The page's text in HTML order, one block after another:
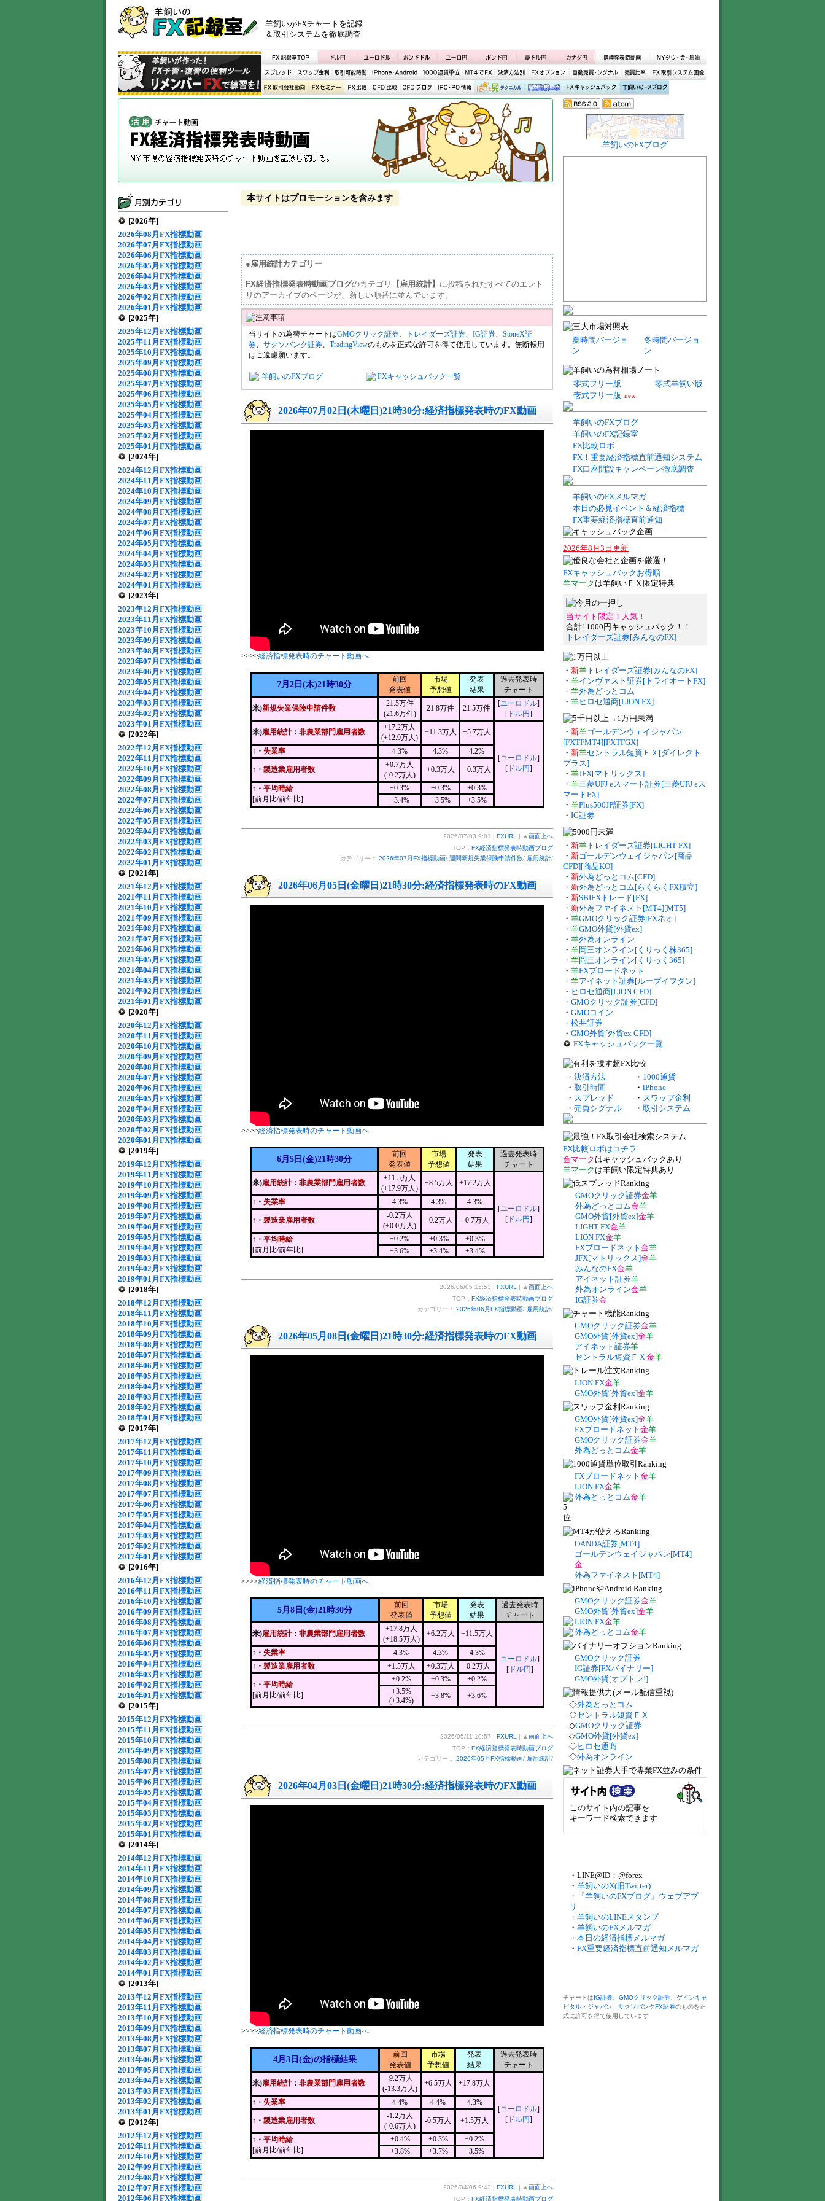
羊飼いがFXチャートを記録
＆取引システムを徹底調査
[2026年]
2026年08月FX指標動画
2026年07月FX指標動画
2026年06月FX指標動画
2026年05月FX指標動画
2026年04月FX指標動画
2026年03月FX指標動画
2026年02月FX指標動画
2026年01月FX指標動画
[2025年]
2025年12月FX指標動画
2025年11月FX指標動画
2025年10月FX指標動画
2025年09月FX指標動画
2025年08月FX指標動画
2025年07月FX指標動画
2025年06月FX指標動画
2025年05月FX指標動画
2025年04月FX指標動画
2025年03月FX指標動画
2025年02月FX指標動画
2025年01月FX指標動画
[2024年]
2024年12月FX指標動画
2024年11月FX指標動画
2024年10月FX指標動画
2024年09月FX指標動画
2024年08月FX指標動画
2024年07月FX指標動画
2024年06月FX指標動画
2024年05月FX指標動画
2024年04月FX指標動画
2024年03月FX指標動画
2024年02月FX指標動画
2024年01月FX指標動画
[2023年]
2023年12月FX指標動画
2023年11月FX指標動画
2023年10月FX指標動画
2023年09月FX指標動画
2023年08月FX指標動画
2023年07月FX指標動画
2023年06月FX指標動画
2023年05月FX指標動画
2023年04月FX指標動画
2023年03月FX指標動画
2023年02月FX指標動画
2023年01月FX指標動画
[2022年]
2022年12月FX指標動画
2022年11月FX指標動画
2022年10月FX指標動画
2022年09月FX指標動画
2022年08月FX指標動画
2022年07月FX指標動画
2022年06月FX指標動画
2022年05月FX指標動画
2022年04月FX指標動画
2022年03月FX指標動画
2022年02月FX指標動画
2022年01月FX指標動画
[2021年]
2021年12月FX指標動画
2021年11月FX指標動画
2021年10月FX指標動画
2021年09月FX指標動画
2021年08月FX指標動画
2021年07月FX指標動画
2021年06月FX指標動画
2021年05月FX指標動画
2021年04月FX指標動画
2021年03月FX指標動画
2021年02月FX指標動画
2021年01月FX指標動画
[2020年]
2020年12月FX指標動画
2020年11月FX指標動画
2020年10月FX指標動画
2020年09月FX指標動画
2020年08月FX指標動画
2020年07月FX指標動画
2020年06月FX指標動画
2020年05月FX指標動画
2020年04月FX指標動画
2020年03月FX指標動画
2020年02月FX指標動画
2020年01月FX指標動画
[2019年]
2019年12月FX指標動画
2019年11月FX指標動画
2019年10月FX指標動画
2019年09月FX指標動画
2019年08月FX指標動画
2019年07月FX指標動画
2019年06月FX指標動画
2019年05月FX指標動画
2019年04月FX指標動画
2019年03月FX指標動画
2019年02月FX指標動画
2019年01月FX指標動画
[2018年]
2018年12月FX指標動画
2018年11月FX指標動画
2018年10月FX指標動画
2018年09月FX指標動画
2018年08月FX指標動画
2018年07月FX指標動画
2018年06月FX指標動画
2018年05月FX指標動画
2018年04月FX指標動画
2018年03月FX指標動画
2018年02月FX指標動画
2018年01月FX指標動画
[2017年]
2017年12月FX指標動画
2017年11月FX指標動画
2017年10月FX指標動画
2017年09月FX指標動画
2017年08月FX指標動画
2017年07月FX指標動画
2017年06月FX指標動画
2017年05月FX指標動画
2017年04月FX指標動画
2017年03月FX指標動画
2017年02月FX指標動画
2017年01月FX指標動画
[2016年]
2016年12月FX指標動画
2016年11月FX指標動画
2016年10月FX指標動画
2016年09月FX指標動画
2016年08月FX指標動画
2016年07月FX指標動画
2016年06月FX指標動画
2016年05月FX指標動画
2016年04月FX指標動画
2016年03月FX指標動画
2016年02月FX指標動画
2016年01月FX指標動画
[2015年]
2015年12月FX指標動画
2015年11月FX指標動画
2015年10月FX指標動画
2015年09月FX指標動画
2015年08月FX指標動画
2015年07月FX指標動画
2015年06月FX指標動画
2015年05月FX指標動画
2015年04月FX指標動画
2015年03月FX指標動画
2015年02月FX指標動画
2015年01月FX指標動画
[2014年]
2014年12月FX指標動画
2014年11月FX指標動画
2014年10月FX指標動画
2014年09月FX指標動画
2014年08月FX指標動画
2014年07月FX指標動画
2014年06月FX指標動画
2014年05月FX指標動画
2014年04月FX指標動画
2014年03月FX指標動画
2014年02月FX指標動画
2014年01月FX指標動画
[2013年]
2013年12月FX指標動画
2013年11月FX指標動画
2013年10月FX指標動画
2013年09月FX指標動画
2013年08月FX指標動画
2013年07月FX指標動画
2013年06月FX指標動画
2013年05月FX指標動画
2013年04月FX指標動画
2013年03月FX指標動画
2013年02月FX指標動画
2013年01月FX指標動画
[2012年]
2012年12月FX指標動画
2012年11月FX指標動画
2012年10月FX指標動画
2012年09月FX指標動画
2012年08月FX指標動画
2012年07月FX指標動画
2012年06月FX指標動画
本サイトはプロモーションを含みます
●雇用統計カテゴリー
FX経済指標発表時動画ブログのカテゴリ 【雇用統計】 に投稿されたすべてのエント
リのアーカイブのページが、新しい順番に並んでいます。
当サイトの為替チャートはGMOクリック証券、 トレイダーズ証券、 IG証券、 StoneX証
券、 サクソバンク証券、 TradingViewのものを正式な許可を得て使用しています。無断転用
はご遠慮願います。
羊飼いのFXブログ FXキャッシュバック一覧
2026年07月02日(木曜日)21時30分:経済指標発表時のFX動画
>>>>経済指標発表時のチャート動画へ
7月2日(木)21時30分
前回
発表値
市場
予想値
発表
結果
過去発表時
チャート
米)新規失業保険申請件数
21.5万件
(21.6万件)
21.8万件 21.5万件
[ユーロドル]
[ ドル円]
米)雇用統計： 非農業部門雇用者数
+17.2万人
(+12.9万人)
+11.3万人 +5.7万人
[ユーロドル]
[ ドル円]
↑・ 失業率 4.3% 4.3% 4.2%
↑・ 製造業雇用者数
+0.7万人
(-0.2万人)
+0.3万人 +0.3万人
↑・ 平均時給
[前月比/前年比]
+0.3% +0.3%
+0.3%
+3.4%
+3.5% +3.5%
2026/07/03 9:01 | FXURL | ▲ 画面上へ
TOP： FX経済指標発表時動画ブログ
カテゴリー： 2026年07月FX指標動画/ 週間新規失業保険申請件数/ 雇用統計/
2026年06月05日(金曜日)21時30分:経済指標発表時のFX動画
>>>>経済指標発表時のチャート動画へ
6月5日(金)21時30分
前回
発表値
市場
予想値
発表
結果
過去発表時
チャート
米)雇用統計： 非農業部門雇用者数
+11.5万人
(+17.9万人)
+8.5万人 +17.2万人
[ユーロドル]
[ ドル円]
↑・ 失業率 4.3% 4.3% 4.3%
↑・ 製造業雇用者数
-0.2万人
(±0.0万人)
+0.2万人 +0.7万人
↑・ 平均時給
[前月比/前年比]
+0.2% +0.3%
+0.3%
+3.6%
+3.4% +3.4%
2026/06/05 15:53 | FXURL | ▲ 画面上へ
TOP： FX経済指標発表時動画ブログ
カテゴリー： 2026年06月FX指標動画/ 雇用統計/
2026年05月08日(金曜日)21時30分:経済指標発表時のFX動画
>>>>経済指標発表時のチャート動画へ
5月8日(金)21時30分
前回
発表値
市場
予想値
発表
結果
過去発表時
チャート
米)雇用統計： 非農業部門雇用者数
+17.8万人
(+18.5万人)
+6.2万人 +11.5万人
ユーロドル]
[ ドル円]
↑・ 失業率 4.3% 4.3%
4.3%
↑・ 製造業雇用者数 +1.5万人 +0.3万人 -0.2万人
↑・ 平均時給
[前月比/前年比]
+0.2% +0.3%
+0.2%
+3.5%
(+3.4%)
+3.8% +3.6%
2026/05/11 10:57 | FXURL | ▲ 画面上へ
TOP： FX経済指標発表時動画ブログ
カテゴリー： 2026年05月FX指標動画/ 雇用統計/
2026年04月03日(金曜日)21時30分:経済指標発表時のFX動画
>>>>経済指標発表時のチャート動画へ
4月3日(金)の指標結果
前回
発表値
市場
予想値
発表
結果
過去発表時
チャート
米)雇用統計： 非農業部門雇用者数
-9.2万人
(-13.3万人)
+6.5万人 +17.8万人
[ユーロドル]
[ ドル円]
↑・ 失業率 4.4% 4.4% 4.3%
↑・ 製造業雇用者数
-1.2万人
(-0.6万人)
-0.5万人 +1.5万人
↑・ 平均時給
[前月比/前年比]
+0.4% +0.3%
+0.2%
+3.8%
+3.7% +3.5%
2026/04/06 9:43 | FXURL | ▲ 画面上へ
TOP： FX経済指標発表時動画ブログ
羊飼いのFXブログ
夏時間バージョ
ン
冬時間バージョ
ン
零式フリー版
零式羊飼い版
壱式フリー版 new
羊飼いのFXブログ
羊飼いのFX記録室
FX比較ロボ
FX！重要経済指標直前通知システム
FX口座開設キャンペーン徹底調査
羊飼いのFXメルマガ
本日の必見イベント＆経済指標
FX重要経済指標直前通知
2026年8月3日更新
FXキャッシュバックお得順
羊マーク は羊飼いＦＸ限定特典
当サイト限定！人気！
合計11000円キャッシュバック！！
トレイダーズ証券[みんなのFX]
・ 新羊 トレイダーズ証券[みんなのFX]
・ 羊インヴァスト証券[トライオートFX]
・ 羊外為どっとコム
・ 羊ヒロセ通商[LION FX]
・ 新羊ゴールデンウェイジャパン
[FXTFMT4][FXTFGX]
・ 新羊セントラル短資ＦＸ[ダイレクト
プラス]
・ 羊JFX[マトリックス]
・ 羊三菱UFJ eスマート証券[三菱UFJ eス
マートFX]
・ 羊Plus500JP証券[FX]
・ IG証券
・ 新羊 トレイダーズ証券[LIGHT FX]
・ 新ゴールデンウェイジャパン[商品
CFD][商品KO]
・ 新外為どっとコム[CFD]
・ 新外為どっとコム[らくらくFX積立]
・ 新SBIFXトレード[FX]
・ 新外為ファイネスト[MT4][MT5]
・ 羊GMOクリック証券[FXネオ]
・ 羊GMO外貨[外貨ex]
・ 羊外為オンライン
・ 羊岡三オンライン[くりっく株365]
・ 羊岡三オンライン[くりっく365]
・ 羊FXブロードネット
・ 羊アイネット証券[ループイフダン]
・ ヒロセ通商[LION CFD]
・ GMOクリック証券[CFD]
・ GMOコイン
・ 松井証券
・ GMO外貨[外貨ex CFD]
FXキャッシュバック一覧
・ 決済方法 ・ 1000通貨
・ 取引時間 ・ iPhone
・ スプレッド ・ スワップ金利
・ 売買シグナル ・ 取引システム
FX比較ロボはコチラ
金マーク はキャッシュバックあり
羊マーク は羊飼い限定特典あり
GMOクリック証券金羊
外為どっとコム金羊
GMO外貨[外貨ex]金羊
LIGHT FX金羊
LION FX金羊
FXブロードネット 金羊
JFX[マトリックス]金羊
みんなのFX金羊
アイネット証券羊
外為オンライン金羊
IG証券金
GMOクリック証券金羊
GMO外貨[外貨ex]金羊
アイネット証券羊
セントラル短資ＦＸ 金羊
LION FX金羊
GMO外貨[外貨ex]金羊
GMO外貨[外貨ex]金羊
FXブロードネット 金羊
GMOクリック証券金羊
外為どっとコム金羊
FXブロードネット 金羊
LION FX金羊
外為どっとコム金羊
OANDA証券[MT4]
ゴールデンウェイジャパン[MT4]
金
外為ファイネスト[MT4]
GMOクリック証券金羊
GMO外貨[外貨ex]金羊
LION FX金羊
外為どっとコム金羊
GMOクリック証券
IG証券[FXバイナリー]
GMO外貨[オプトレ!]
◇外為どっとコム
◇セントラル短資ＦＸ
◇GMOクリック証券
◇GMO外貨[外貨ex]
◇ヒロセ通商
◇外為オンライン
このサイト内の記事を
キーワード検索できます
・LINE@ID：@forex
・ 羊飼いのX(旧Twitter)
・
『羊飼いのFXブログ』ウェブアプ
リ
・ 羊飼いのLINEスタンプ
・ 羊飼いのFXメルマガ
・ 本日の経済指標メルマガ
・ FX重要経済指標直前通知メルマガ
チャートはIG証券 GMOクリック証券
ゲインキャ
ピタル・ジャパン
サクソバンクFX証券のものを正
式に許可を得て使用しています